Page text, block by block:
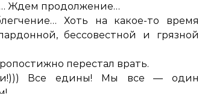
Ждем продолжение…
Хоть на какое-то время
бессовестной и грязной
перестал врать.
Все едины! Мы все — один